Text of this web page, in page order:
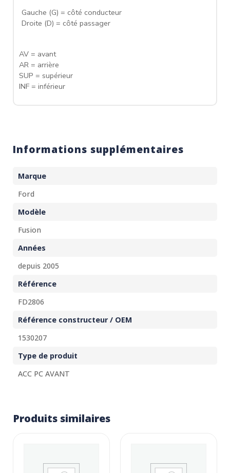
Gauche (G) = côté conducteur
Droite (D) = côté passager
AV = avant
AR = arrière
SUP = supérieur
INF = inférieur
Informations supplémentaires
Marque
Ford
Modèle
Fusion
Années
depuis 2005
Référence
FD2806
Référence constructeur / OEM
1530207
Type de produit
ACC PC AVANT
Produits similaires